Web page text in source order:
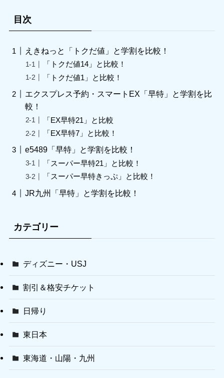
目次
えきねっと「トクだ値」と学割を比較！
「トクだ値14」と比較！
「トクだ値1」と比較！
エクスプレス予約・スマートEX「早特」と学割を比
較！
「EX早特21」と比較
「EX早特7」と比較！
e5489「早特」と学割を比較！
「スーパー早特21」と比較！
「スーパー早特きっぷ」と比較！
JR九州「早特」と学割を比較！
カテゴリー
ディズニー・USJ
割引＆格安チケット
日帰り
東日本
東海道・山陽・九州